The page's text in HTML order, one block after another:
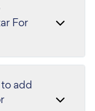
For
add